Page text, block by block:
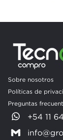
Sobre nosotros
Políticas de
Preguntas
+54 11